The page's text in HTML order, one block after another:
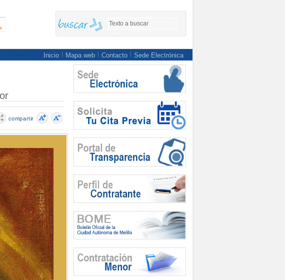
Inicio Mapa web Contacto Sede Electrónica
compartir